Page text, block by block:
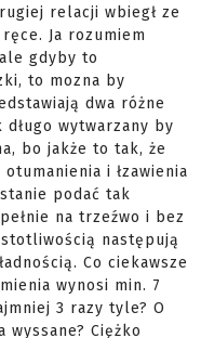
relacji wbiegł ze
Ja rozumiem
gdyby to
to mozna by
dwa różne
wytwarzany by
bo jakże to tak, że
i łzawienia
podać tak
na trzeźwo i bez
następują
Co ciekawsze
wynosi min. 7
3 razy tyle? O
Ciężko